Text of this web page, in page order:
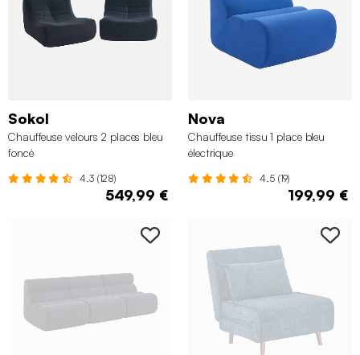
Sokol
Chauffeuse velours 2 places bleu
foncé
4.3 (128)
549,99 €
Nova
Chauffeuse tissu 1 place bleu
électrique
4.5 (19)
199,99 €